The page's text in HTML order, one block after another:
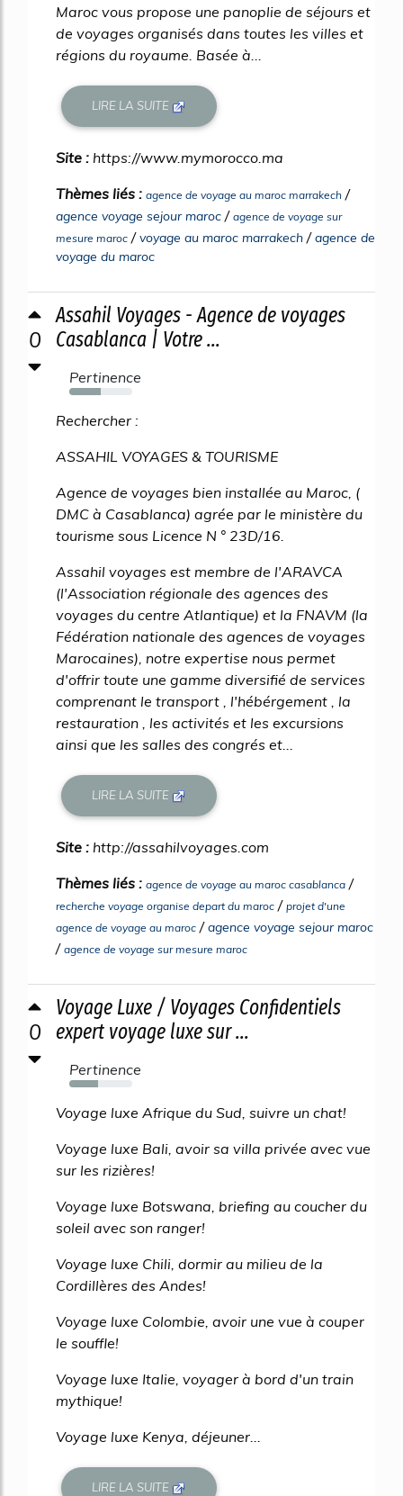
Maroc vous propose une panoplie de séjours et
de voyages organisés dans toutes les villes et
régions du royaume. Basée à...
LIRE LA SUITE
Site : https://www.mymorocco.ma
Thèmes liés : agence de voyage au maroc marrakech /
agence voyage sejour maroc / agence de voyage sur
mesure maroc /voyage au maroc marrakech /agence de
voyage du maroc
0
Assahil Voyages - Agence de voyages
Casablanca | Votre ...
Pertinence
50%
Rechercher :
ASSAHIL VOYAGES & TOURISME
Agence de voyages bien installée au Maroc, (
DMC à Casablanca) agrée par le ministère du
tourisme sous Licence N ° 23D/16.
Assahil voyages est membre de l'ARAVCA
(l'Association régionale des agences des
voyages du centre Atlantique) et la FNAVM (la
Fédération nationale des agences de voyages
Marocaines), notre expertise nous permet
d'offrir toute une gamme diversifié de services
comprenant le transport , l'hébérgement , la
restauration , les activités et les excursions
ainsi que les salles des congrés et...
LIRE LA SUITE
Site : http://assahilvoyages.com
Thèmes liés : agence de voyage au maroc casablanca /
recherche voyage organise depart du maroc / projet d'une
agence de voyage au maroc /agence voyage sejour maroc
/ agence de voyage sur mesure maroc
0
Voyage Luxe / Voyages Confidentiels
expert voyage luxe sur ...
Pertinence
45%
Voyage luxe Afrique du Sud, suivre un chat!
Voyage luxe Bali, avoir sa villa privée avec vue
sur les rizières!
Voyage luxe Botswana, briefing au coucher du
soleil avec son ranger!
Voyage luxe Chili, dormir au milieu de la
Cordillères des Andes!
Voyage luxe Colombie, avoir une vue à couper
le souffle!
Voyage luxe Italie, voyager à bord d'un train
mythique!
Voyage luxe Kenya, déjeuner...
LIRE LA SUITE